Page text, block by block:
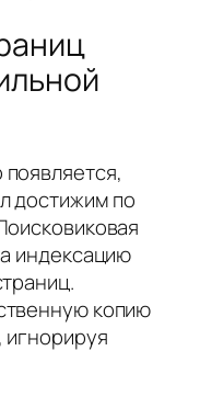
достижим по
индексацию
копию